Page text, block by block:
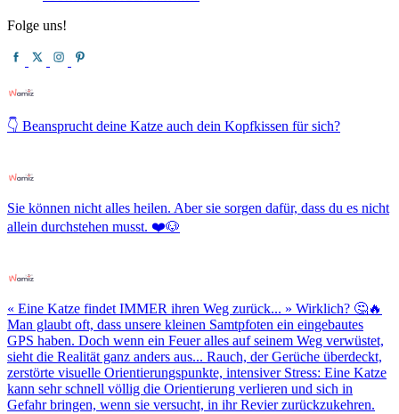
Folge uns!
👇 Beansprucht deine Katze auch dein Kopfkissen für sich?
Sie können nicht alles heilen. Aber sie sorgen dafür, dass du es nicht
allein durchstehen musst. ❤️🐶
« Eine Katze findet IMMER ihren Weg zurück... » Wirklich? 🤔🔥
Man glaubt oft, dass unsere kleinen Samtpfoten ein eingebautes
GPS haben. Doch wenn ein Feuer alles auf seinem Weg verwüstet,
sieht die Realität ganz anders aus... Rauch, der Gerüche überdeckt,
zerstörte visuelle Orientierungspunkte, intensiver Stress: Eine Katze
kann sehr schnell völlig die Orientierung verlieren und sich in
Gefahr bringen, wenn sie versucht, in ihr Revier zurückzukehren.